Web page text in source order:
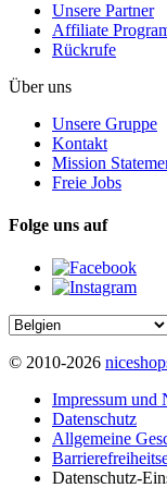
Unsere Partner
Affiliate
Rückrufe
Über uns
Unsere Gruppe
Kontakt
Mission
Freie Jobs
Folge uns auf
© 2010-2026
Impressum und
Datenschutz
Allgemeine
Datenschutz-